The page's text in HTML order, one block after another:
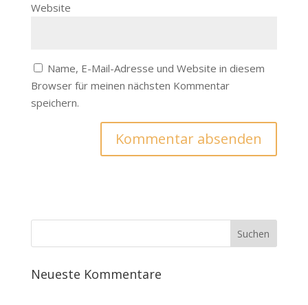
Website
Name, E-Mail-Adresse und Website in diesem
Browser für meinen nächsten Kommentar
speichern.
Neueste Kommentare